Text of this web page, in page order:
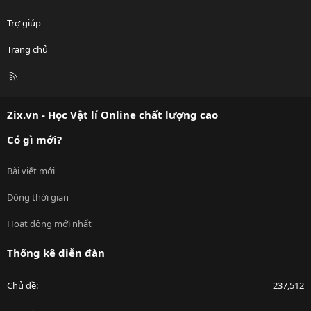
Trợ giúp
Trang chủ
R
Zix.vn - Học Vật lí Online chất lượng cao
Có gì mới?
Bài viết mới
Dòng thời gian
Hoạt động mới nhất
Thống kê diễn đàn
Chủ đề 237,512